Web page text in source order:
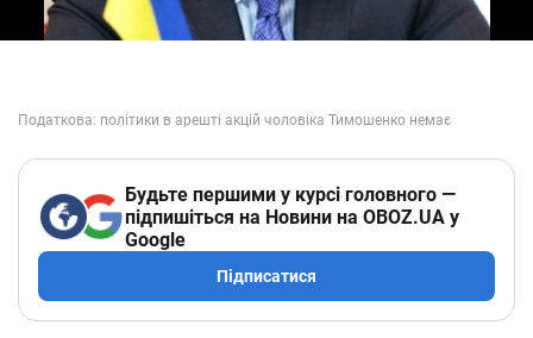
Будьте першими у курсі головного —
підпишіться на Новини на OBOZ.UA у
Google
Підписатися